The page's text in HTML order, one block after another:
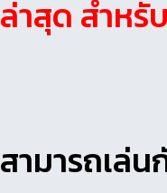
ล่าสุด สำหรั
สามารถเล่น